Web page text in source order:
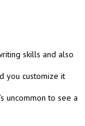
skills and also
you customize it
uncommon to see a